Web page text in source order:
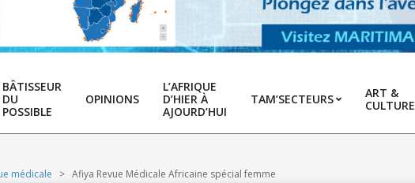
BÂTISSEUR
DU
POSSIBLE
OPINIONS
L’AFRIQUE
D’HIER À
AJOURD’HUI
TAM’SECTEURS
ART &
CULTURE
médicale > Afiya Revue Médicale Africaine spécial femme